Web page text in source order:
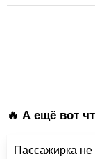
🔥 А ещё вот
Пассажирка не